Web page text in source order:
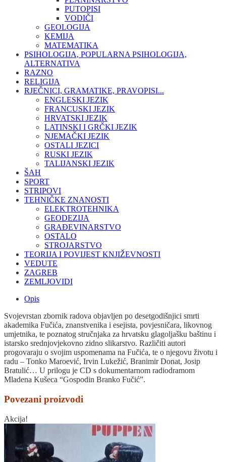
PUTOPISI
VODIČI
GEOLOGIJA
KEMIJA
MATEMATIKA
PSIHOLOGIJA, POPULARNA PSIHOLOGIJA,
ALTERNATIVA
RAZNO
RELIGIJA
RJEČNICI, GRAMATIKE, PRAVOPISI...
ENGLESKI JEZIK
FRANCUSKI JEZIK
HRVATSKI JEZIK
LATINSKI I GRČKI JEZIK
NJEMAČKI JEZIK
OSTALI JEZICI
RUSKI JEZIK
TALIJANSKI JEZIK
ŠAH
SPORT
STRIPOVI
TEHNIČKE ZNANOSTI
ELEKTROTEHNIKA
GEODEZIJA
GRAĐEVINARSTVO
OSTALO
STROJARSTVO
TEORIJA I POVIJEST KNJIŽEVNOSTI
VEDUTE
ZAGREB
ZEMLJOVIDI
Opis
Svojevrstan zbornik radova objavljen po desetgodišnjici smrti
akademika Fučića, znanstvenika i esejista, povjesničara, likovnog
umjetnika, te poznatog stručnjaka za hrvatsku glagoljašku baštinu i
istarsko srednjovjekovno zidno slikarstvo. Različiti autori
progovaraju o svojim uspomenama na Fučića, te o njegovu životu i
radu – Tonko Maroević, Irvin Lukežić, Branimir Donat, Josip
Bratulić… U prilogu je CD s dokumentarnom radiodramom
Mladena Kušeca “Gospodin Branko Fučić”.
Povezani proizvodi
Akcija!